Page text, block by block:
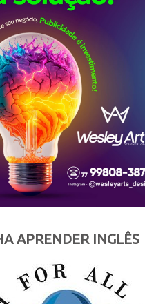
APRENDER INGLÊS